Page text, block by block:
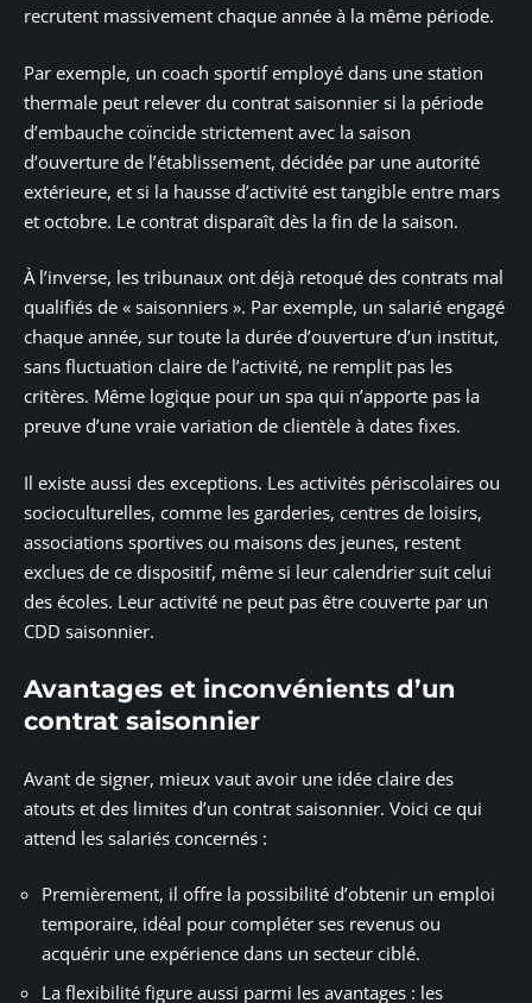
recrutent massivement chaque année à la même période.
Par exemple, un coach sportif employé dans une station
thermale peut relever du contrat saisonnier si la période
d’embauche coïncide strictement avec la saison
d’ouverture de l’établissement, décidée par une autorité
extérieure, et si la hausse d’activité est tangible entre mars
et octobre. Le contrat disparaît dès la fin de la saison.
À l’inverse, les tribunaux ont déjà retoqué des contrats mal
qualifiés de « saisonniers ». Par exemple, un salarié engagé
chaque année, sur toute la durée d’ouverture d’un institut,
sans fluctuation claire de l’activité, ne remplit pas les
critères. Même logique pour un spa qui n’apporte pas la
preuve d’une vraie variation de clientèle à dates fixes.
Il existe aussi des exceptions. Les activités périscolaires ou
socioculturelles, comme les garderies, centres de loisirs,
associations sportives ou maisons des jeunes, restent
exclues de ce dispositif, même si leur calendrier suit celui
des écoles. Leur activité ne peut pas être couverte par un
CDD saisonnier.
Avantages et inconvénients d’un
contrat saisonnier
Avant de signer, mieux vaut avoir une idée claire des
atouts et des limites d’un contrat saisonnier. Voici ce qui
attend les salariés concernés :
Premièrement, il offre la possibilité d’obtenir un emploi
temporaire, idéal pour compléter ses revenus ou
acquérir une expérience dans un secteur ciblé.
La flexibilité figure aussi parmi les avantages : les